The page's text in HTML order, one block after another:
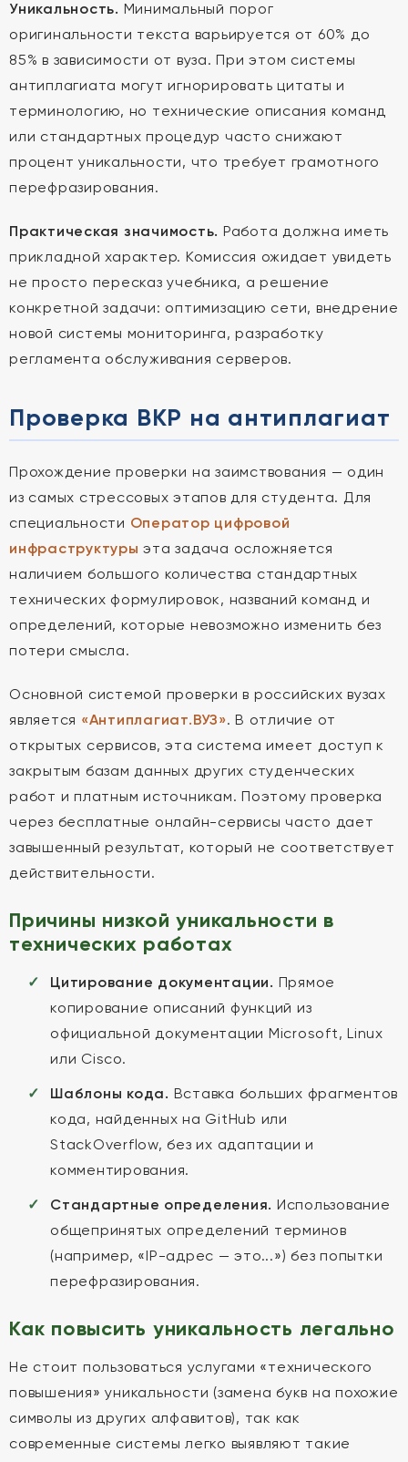
Уникальность. Минимальный порог
оригинальности текста варьируется от 60% до
85% в зависимости от вуза. При этом системы
антиплагиата могут игнорировать цитаты и
терминологию, но технические описания команд
или стандартных процедур часто снижают
процент уникальности, что требует грамотного
перефразирования.
Практическая значимость. Работа должна иметь
прикладной характер. Комиссия ожидает увидеть
не просто пересказ учебника, а решение
конкретной задачи: оптимизацию сети, внедрение
новой системы мониторинга, разработку
регламента обслуживания серверов.
Проверка ВКР на антиплагиат
Прохождение проверки на заимствования — один
из самых стрессовых этапов для студента. Для
специальности Оператор цифровой
инфраструктуры эта задача осложняется
наличием большого количества стандартных
технических формулировок, названий команд и
определений, которые невозможно изменить без
потери смысла.
Основной системой проверки в российских вузах
является «Антиплагиат.ВУЗ». В отличие от
открытых сервисов, эта система имеет доступ к
закрытым базам данных других студенческих
работ и платным источникам. Поэтому проверка
через бесплатные онлайн-сервисы часто дает
завышенный результат, который не соответствует
действительности.
Причины низкой уникальности в
технических работах
Цитирование документации. Прямое
копирование описаний функций из
официальной документации Microsoft, Linux
или Cisco.
Шаблоны кода. Вставка больших фрагментов
кода, найденных на GitHub или
StackOverflow, без их адаптации и
комментирования.
Стандартные определения. Использование
общепринятых определений терминов
(например, «IP-адрес — это...») без попытки
перефразирования.
Как повысить уникальность легально
Не стоит пользоваться услугами «технического
повышения» уникальности (замена букв на похожие
символы из других алфавитов), так как
современные системы легко выявляют такие